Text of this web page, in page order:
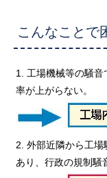
こんなことで
1. 工場機械等の騒
率が上がらない。
2. 外部近隣から工
あり、行政の規制騒